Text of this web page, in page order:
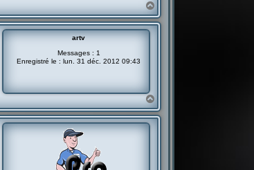
a
u
artv
Messages : 1
Enregistré le : lun. 31 déc. 2012 09:43
a
u